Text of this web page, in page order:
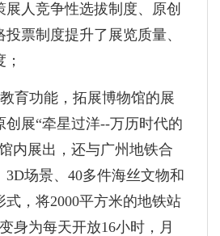
人竞争性选拔制度、原创
票制度提升了展览质量、
育功能，拓展博物馆的展
创展“牵星过洋--万历时代的
内展出，还与广州地铁合
场景、40多件海丝文物和
，将2000平方米的地铁站
身为每天开放16小时，月